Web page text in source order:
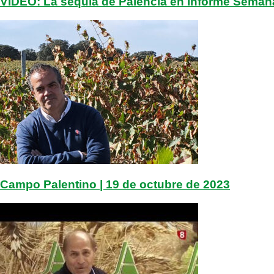
Campo Palentino | 19 de octubre de 2023